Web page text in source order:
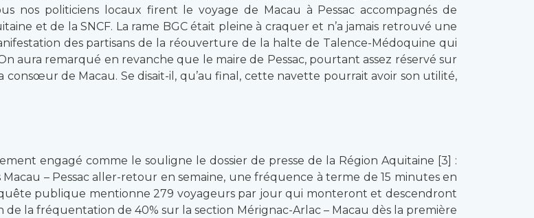
nos politiciens locaux firent le voyage de Macau à Pessac accompagnés de
et de la SNCF. La rame BGC était pleine à craquer et n’a jamais retrouvé une
des partisans de la réouverture de la halte de Talence-Médoquine qui
aura remarqué en revanche que le maire de Pessac, pourtant assez réservé sur
consœur de Macau. Se disait-il, qu’au final, cette navette pourrait avoir son utilité,
engagé comme le souligne le dossier de presse de la Région Aquitaine [3] :
– Pessac aller-retour en semaine, une fréquence à terme de 15 minutes en
publique mentionne 279 voyageurs par jour qui monteront et descendront
de la fréquentation de 40% sur la section Mérignac-Arlac – Macau dès la première